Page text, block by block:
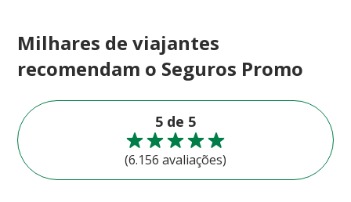
Milhares de viajantes
recomendam o Seguros Promo
5 de 5
(6.156 avaliações)